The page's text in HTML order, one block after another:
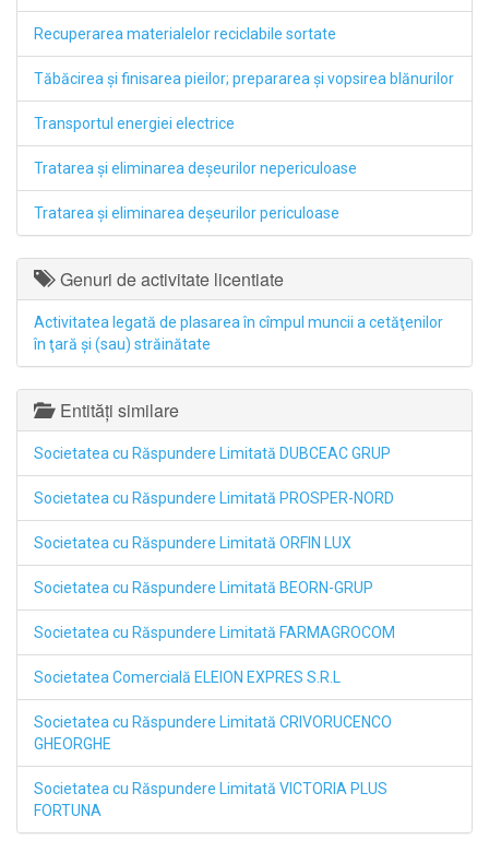
Recuperarea materialelor reciclabile sortate
Tăbăcirea şi finisarea pieilor; prepararea şi vopsirea blănurilor
Transportul energiei electrice
Tratarea şi eliminarea deşeurilor nepericuloase
Tratarea şi eliminarea deşeurilor periculoase
Genuri de activitate licentiate
Activitatea legată de plasarea în cîmpul muncii a cetăţenilor
în ţară şi (sau) străinătate
Entități similare
Societatea cu Răspundere Limitată DUBCEAC GRUP
Societatea cu Răspundere Limitată PROSPER-NORD
Societatea cu Răspundere Limitată ORFIN LUX
Societatea cu Răspundere Limitată BEORN-GRUP
Societatea cu Răspundere Limitată FARMAGROCOM
Societatea Comercială ELEION EXPRES S.R.L
Societatea cu Răspundere Limitată CRIVORUCENCO
GHEORGHE
Societatea cu Răspundere Limitată VICTORIA PLUS
FORTUNA